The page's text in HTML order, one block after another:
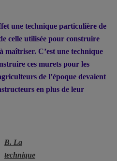
une technique particulière de
celle utilisée pour construire
maîtriser. C’est une technique
ces murets pour les
de l’époque devaient
en plus de leur
B. La
technique